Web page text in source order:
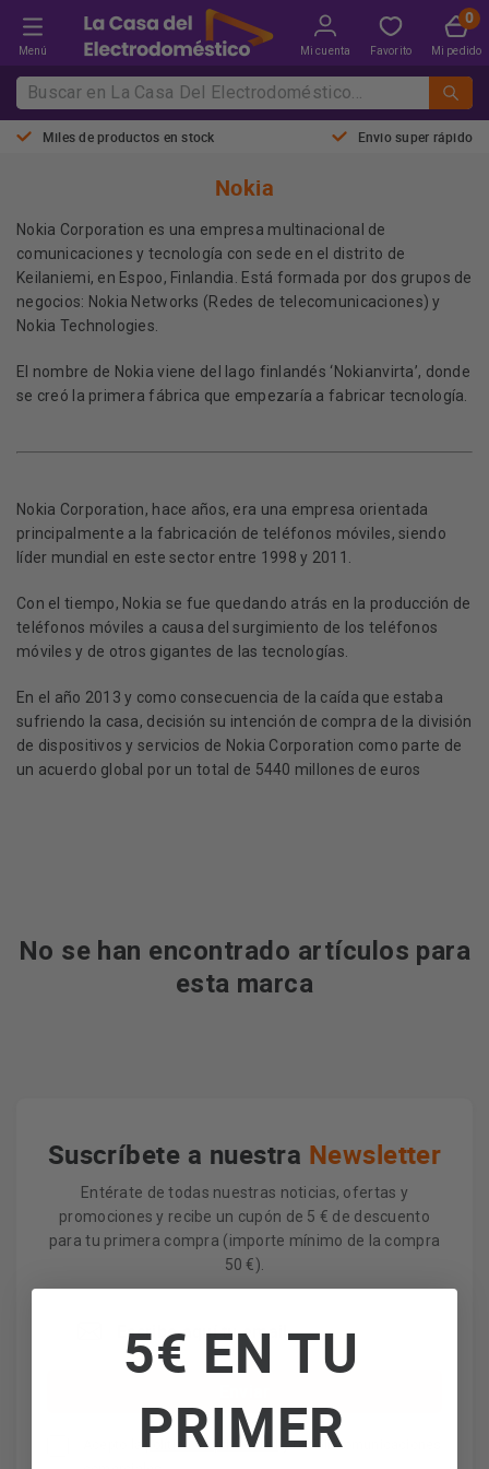
Menú Mi cuenta Favorito Mi pedido
Miles de productos en stock Envio super rápido
Nokia
Nokia Corporation es una empresa multinacional de
comunicaciones y tecnología con sede en el distrito de
Keilaniemi, en Espoo, Finlandia. Está formada por dos grupos de
negocios: Nokia Networks (Redes de telecomunicaciones) y
Nokia Technologies.
El nombre de Nokia viene del lago finlandés ‘Nokianvirta’, donde
se creó la primera fábrica que empezaría a fabricar tecnología.
Nokia Corporation, hace años, era una empresa orientada
principalmente a la fabricación de teléfonos móviles, siendo
líder mundial en este sector entre 1998 y 2011.
Con el tiempo, Nokia se fue quedando atrás en la producción de
teléfonos móviles a causa del surgimiento de los teléfonos
móviles y de otros gigantes de las tecnologías.
En el año 2013 y como consecuencia de la caída que estaba
sufriendo la casa, decisión su intención de compra de la división
de dispositivos y servicios de Nokia Corporation como parte de
un acuerdo global por un total de 5440 millones de euros
No se han encontrado artículos para
esta marca
Suscríbete a nuestra Newsletter
Entérate de todas nuestras noticias, ofertas y
promociones y recibe un cupón de 5 € de descuento
para tu primera compra (importe mínimo de la compra
50 €).
Acepto lapolítica de privacidad y recibir comunicaciones
5€ EN TU
PRIMER